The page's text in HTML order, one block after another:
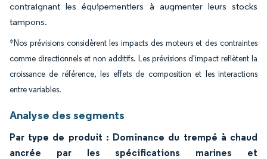
contraignant les équipementiers à augmenter leurs stocks
tampons.
*Nos prévisions considèrent les impacts des moteurs et des contraintes
comme directionnels et non additifs. Les prévisions d'impact reflètent la
croissance de référence, les effets de composition et les interactions
entre variables.
Analyse des segments
Par type de produit : Dominance du trempé à chaud
ancrée par les spécifications marines et